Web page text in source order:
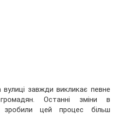
вулиці завжди викликає певне
Останні зміни в
зробили цей процес більш